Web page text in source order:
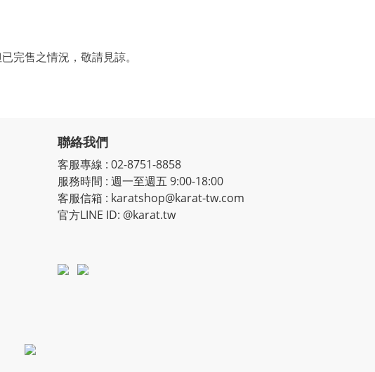
完售之情況，敬請見諒。
聯絡我們
客服專線 : 02-8751-8858
服務時間 : 週一至週五 9:00-18:00
客服信箱 : karatshop@karat-tw.com
官方LINE ID: @karat.tw